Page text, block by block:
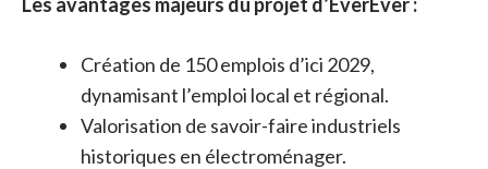
Création de 150 emplois d’ici 2029,
dynamisant l’emploi local et régional.
Valorisation de savoir-faire industriels
historiques en électroménager.